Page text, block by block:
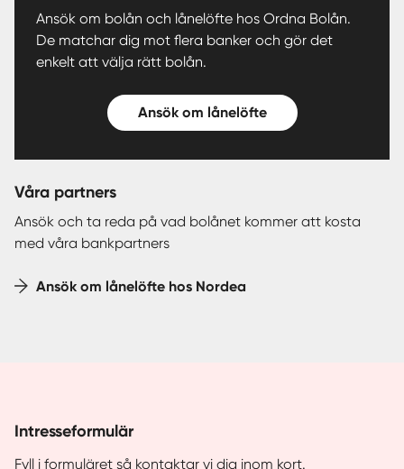
Ansök om bolån och lånelöfte hos Ordna Bolån.
De matchar dig mot flera banker och gör det
enkelt att välja rätt bolån.
Ansök om lånelöfte
Våra partners
Ansök och ta reda på vad bolånet kommer att kosta
med våra bankpartners
Ansök om lånelöfte hos Nordea
Intresseformulär
Fyll i formuläret så kontaktar vi dig inom kort.